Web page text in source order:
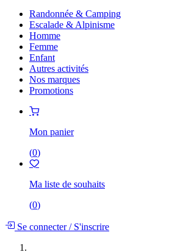
Randonnée & Camping
Escalade & Alpinisme
Homme
Femme
Enfant
Autres activités
Nos marques
Promotions
Mon panier
(0)
Ma liste de souhaits
(0)
Se connecter/S'inscrire